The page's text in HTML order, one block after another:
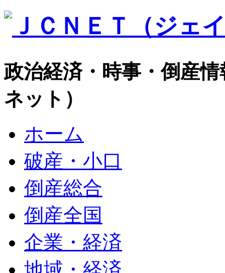
政治経済・時事・倒産
ネット）
ホーム
破産・小口
倒産総合
倒産全国
企業・経済